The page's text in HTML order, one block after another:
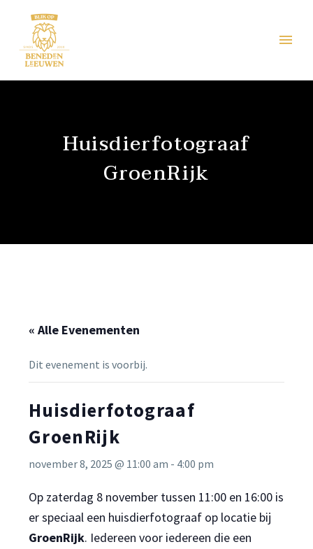
Huisdierfotograaf
GroenRijk
« Alle Evenementen
Dit evenement is voorbij.
Huisdierfotograaf
GroenRijk
november 8, 2025 @ 11:00 am - 4:00 pm
Op zaterdag 8 november tussen 11:00 en 16:00 is
er speciaal een huisdierfotograaf op locatie bij
GroenRijk. Iedereen voor iedereen die een